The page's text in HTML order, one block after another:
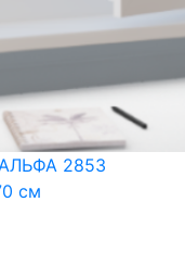
2853
см